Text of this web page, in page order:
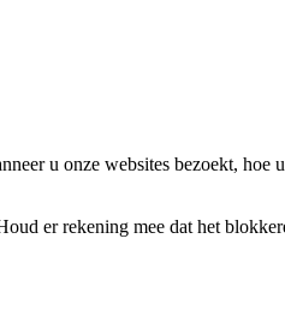
u onze websites bezoekt,
er rekening mee dat het